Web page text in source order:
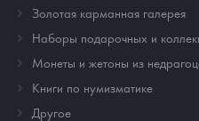
Золотая карманная галерея
Наборы подарочных и
Монеты и жетоны из
Книги по нумизматике
Другое